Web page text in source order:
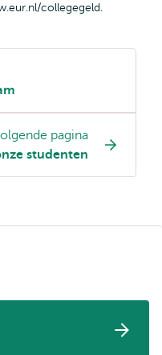
collegegeld.
pagina
studenten